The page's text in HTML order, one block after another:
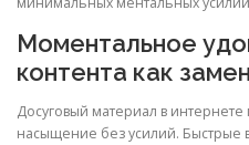
Моментальное
контента как
Досуговый материал в
насыщение без усилий. Быстрые